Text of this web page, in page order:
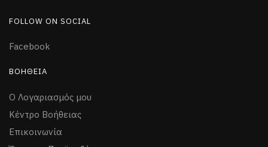
FOLLOW ON SOCIAL
Facebook
ΒΟΉΘΕΙΑ
Ο Λογαριασμός μου
Κέντρο Βοήθειας
Επικοινωνία